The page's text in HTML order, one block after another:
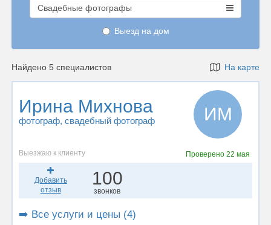
Свадебные фотографы
Выезд на дом
Найдено 5 специалистов На карте
Ирина Михнова
фотограф, свадебный фотограф ИМ
Выезжаю к клиенту Проверено22 мая
Добавить
отзыв
100
звонков
➡️ Все услуги и цены (4)